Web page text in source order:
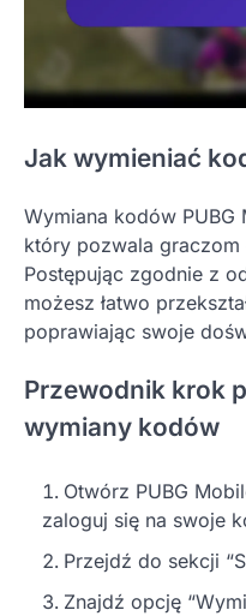
Jak wymieniać
Wymiana kodów
który pozwala
Postępując zgodnie z
możesz łatwo
poprawiając swoje
Przewodnik krok
wymiany kodów
Otwórz PUBG
zaloguj się na swoje
Przejdź do sekcji
Znajdź opcję